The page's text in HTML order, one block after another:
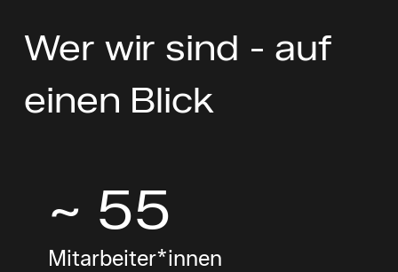
Wer wir sind - auf
einen Blick
~ 55
Mitarbeiter*innen